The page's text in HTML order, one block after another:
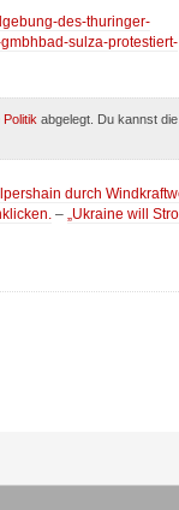
des-thuringer-
sulza-protestiert-
Politik abgelegt. Du kannst die
durch
– „Ukraine will